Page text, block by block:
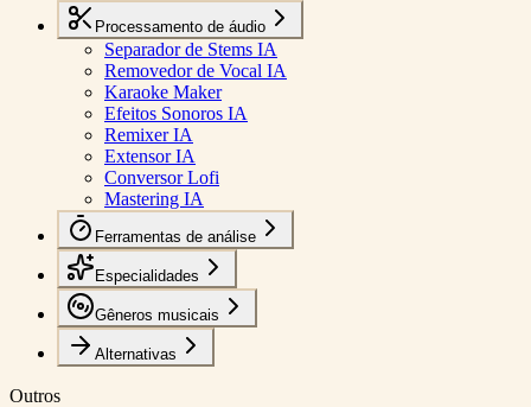
Processamento de áudio
Separador de Stems IA
Removedor de Vocal IA
Karaoke Maker
Efeitos Sonoros IA
Remixer IA
Extensor IA
Conversor Lofi
Mastering IA
Ferramentas de análise
Especialidades
Gêneros musicais
Alternativas
Outros